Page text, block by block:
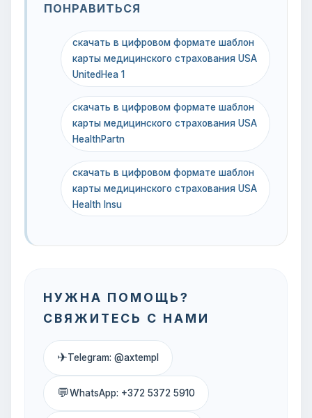
ПОНРАВИТЬСЯ
скачать в цифровом формате шаблон
карты медицинского страхования USA
UnitedHea 1
скачать в цифровом формате шаблон
карты медицинского страхования USA
HealthPartn
скачать в цифровом формате шаблон
карты медицинского страхования USA
Health Insu
НУЖНА ПОМОЩЬ?
СВЯЖИТЕСЬ С НАМИ
✈Telegram: @axtempl
💬WhatsApp: +372 5372 5910